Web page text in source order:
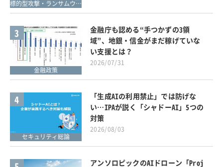
標的型攻撃・ランサムウェア対策
3
金融政策
金融庁も認める“手つかずの3領
域”、地銀・信金がまだ稼げていな
い支援とは？
2026/07/31
4
セキュリティ総論
「生成AIの利用禁止」では防げな
い…IPAが説く「シャドーAI」5つの
対策
2026/08/03
アンソロピックのAIドローン「Proj